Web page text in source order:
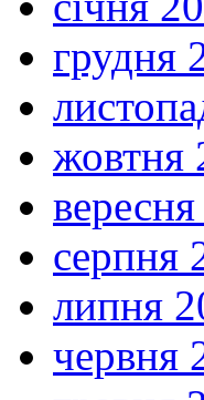
грудня
жовтня
серпня
липня
червня